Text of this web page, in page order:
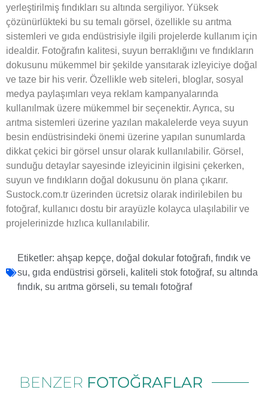
yerleştirilmiş fındıkları su altında sergiliyor. Yüksek
çözünürlükteki bu su temalı görsel, özellikle su arıtma
sistemleri ve gıda endüstrisiyle ilgili projelerde kullanım için
idealdir. Fotoğrafın kalitesi, suyun berraklığını ve fındıkların
dokusunu mükemmel bir şekilde yansıtarak izleyiciye doğal
ve taze bir his verir. Özellikle web siteleri, bloglar, sosyal
medya paylaşımları veya reklam kampanyalarında
kullanılmak üzere mükemmel bir seçenektir. Ayrıca, su
arıtma sistemleri üzerine yazılan makalelerde veya suyun
besin endüstrisindeki önemi üzerine yapılan sunumlarda
dikkat çekici bir görsel unsur olarak kullanılabilir. Görsel,
sunduğu detaylar sayesinde izleyicinin ilgisini çekerken,
suyun ve fındıkların doğal dokusunu ön plana çıkarır.
Sustock.com.tr üzerinden ücretsiz olarak indirilebilen bu
fotoğraf, kullanıcı dostu bir arayüzle kolayca ulaşılabilir ve
projelerinizde hızlıca kullanılabilir.
Etiketler: ahşap kepçe, doğal dokular fotoğrafı, fındık ve
su, gıda endüstrisi görseli, kaliteli stok fotoğraf, su altında
fındık, su arıtma görseli, su temalı fotoğraf
BENZER FOTOĞRAFLAR